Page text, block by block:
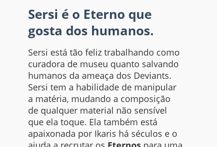
Sersi é o Eterno que
gosta dos humanos.
Sersi está tão feliz trabalhando como
curadora de museu quanto salvando
humanos da ameaça dos Deviants.
Sersi tem a habilidade de manipular
a matéria, mudando a composição
de qualquer material não sensível
que ela toque. Ela também está
apaixonada por Ikaris há séculos e o